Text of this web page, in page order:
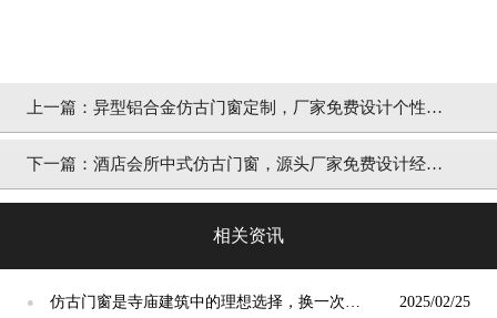
上一篇： 异型铝合金仿古门窗定制，厂家免费设计个性定
制「冠墅阳光」
下一篇： 酒店会所中式仿古门窗，源头厂家免费设计经典
相关资讯
●
仿古门窗是寺庙建筑中的理想选择，换一次用
2025/02/25